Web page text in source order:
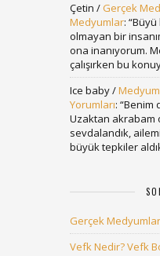
Çetin / Gerçek
Medyumlar: “Büyü
olmayan bir
ona inanıyorum.
çalışırken bu
Ice baby/
Yorumları: “Benim
Uzaktan akrabam
sevdalandık,
büyük tepkiler
Gerçek
Vefk Nedir? Vefk